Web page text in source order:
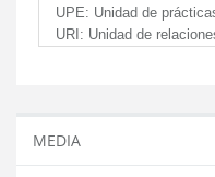
UPE: Unidad de
URI: Unidad de
MEDIA